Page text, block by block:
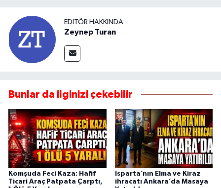
EDITÖR HAKKINDA
Zeynep Turan
Bunlar da ilginizi çekebilir
Komşuda Feci Kaza: Hafif
Ticari Araç Patpata Çarptı,
Isparta’nın Elma ve Kiraz
ihracatı Ankara’da Masaya